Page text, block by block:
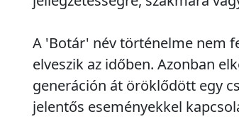
A 'Botár' név történelme nem
elveszik az időben. Azonban
generáción át öröklődött egy
jelentős eseményekkel